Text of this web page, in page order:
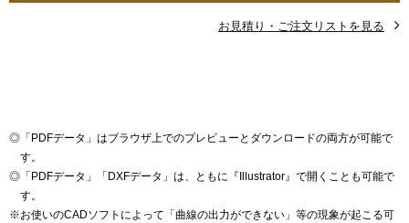
お見積り・ご注文リストを見る
◎ 「PDFデータ」はブラウザ上でのプレビューとダウンロードの両方が可能で
す。
◎ 「PDFデータ」「DXFデータ」は、ともに『Illustrator』で開くことも可能で
す。
※お使いのCADソフトによって「曲線の出力ができない」等の現象が起こる可